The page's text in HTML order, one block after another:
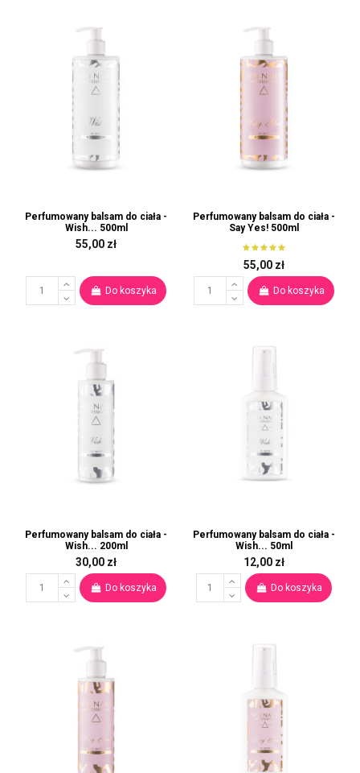
Perfumowany balsam do ciała -
Wish... 500ml
55,00 zł
Do koszyka
Perfumowany balsam do ciała -
Say Yes! 500ml
55,00 zł
Do koszyka
Perfumowany balsam do ciała -
Wish... 200ml
30,00 zł
Do koszyka
Perfumowany balsam do ciała -
Wish... 50ml
12,00 zł
Do koszyka